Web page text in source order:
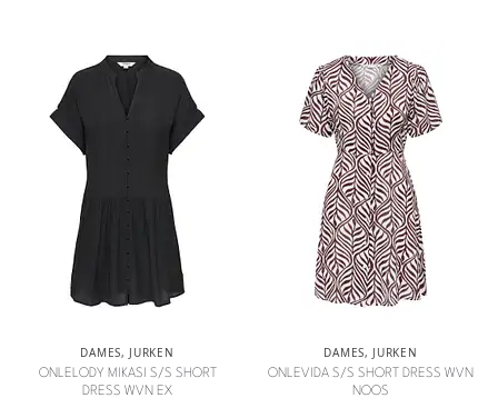
DAMES, JURKEN
ONLELODY MIKASI S/S SHORT
DRESS WVN EX
DAMES, JURKEN
ONLEVIDA S/S SHORT DRESS WVN
NOOS